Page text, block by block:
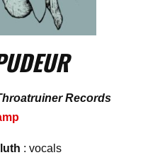
Records
: vocals